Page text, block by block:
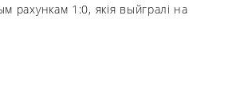
рахункам 1:0, якія выйгралі на